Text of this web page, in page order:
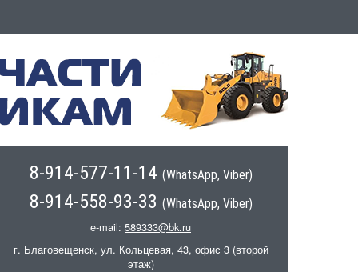
8-914-577-11-14 (WhatsApp, Viber)
8-914-558-93-33 (WhatsApp, Viber)
e-mail: 589333@bk.ru
г. Благовещенск, ул. Кольцевая, 43, офис 3 (второй
этаж)